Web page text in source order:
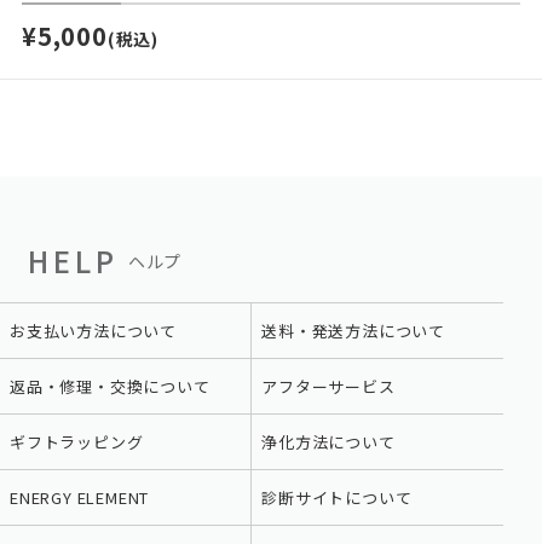
¥5,000(税込)
HELP ヘルプ
お支払い方法について 送料・発送方法について
返品・修理・交換について アフターサービス
ギフトラッピング 浄化方法について
ENERGY ELEMENT 診断サイトについて